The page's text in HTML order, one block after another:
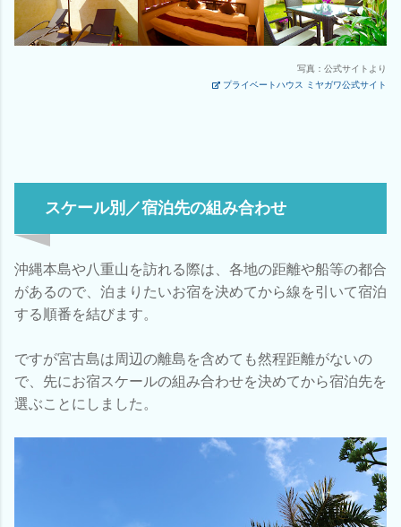
写真：公式サイトより
プライベートハウス ミヤガワ公式サイト
スケール別／宿泊先の組み合わせ
沖縄本島や八重山を訪れる際は、各地の距離や船等の都合
があるので、泊まりたいお宿を決めてから線を引いて宿泊
する順番を結びます。
ですが宮古島は周辺の離島を含めても然程距離がないの
で、先にお宿スケールの組み合わせを決めてから宿泊先を
選ぶことにしました。